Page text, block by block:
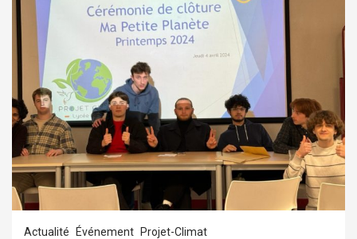
Actualité Événement Projet-Climat